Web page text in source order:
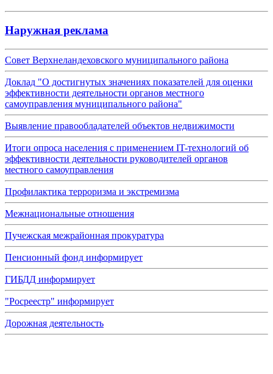
Наружная реклама
Совет Верхнеландеховского муниципального района
Доклад "О достигнутых значениях показателей для оценки
эффективности деятельности органов местного
самоуправления муниципального района"
Выявление правообладателей объектов недвижимости
Итоги опроса населения с применением IT-технологий об
эффективности деятельности руководителей органов
местного самоуправления
Профилактика терроризма и экстремизма
Межнациональные отношения
Пучежская межрайонная прокуратура
Пенсионный фонд информирует
ГИБДД информирует
"Росреестр" информирует
Дорожная деятельность